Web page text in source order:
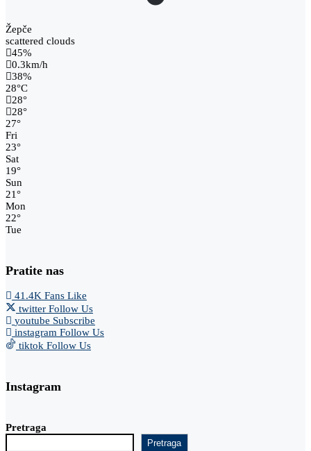
Žepče
scattered clouds
45%
0.3km/h
38%
28°C
28°
28°
27°
Fri
23°
Sat
19°
Sun
21°
Mon
22°
Tue
Pratite nas
41.4K Fans Like
twitter Follow Us
youtube Subscribe
instagram Follow Us
tiktok Follow Us
Instagram
Pretraga
Pretraga